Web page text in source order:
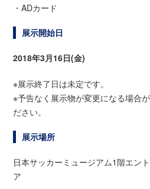
・ADカード
展示開始日
2018年3月16日(金)
※展示終了日は未定です。
※予告なく展示物が変更になる場合
ださい。
展示場所
日本サッカーミュージアム1階エン
ア